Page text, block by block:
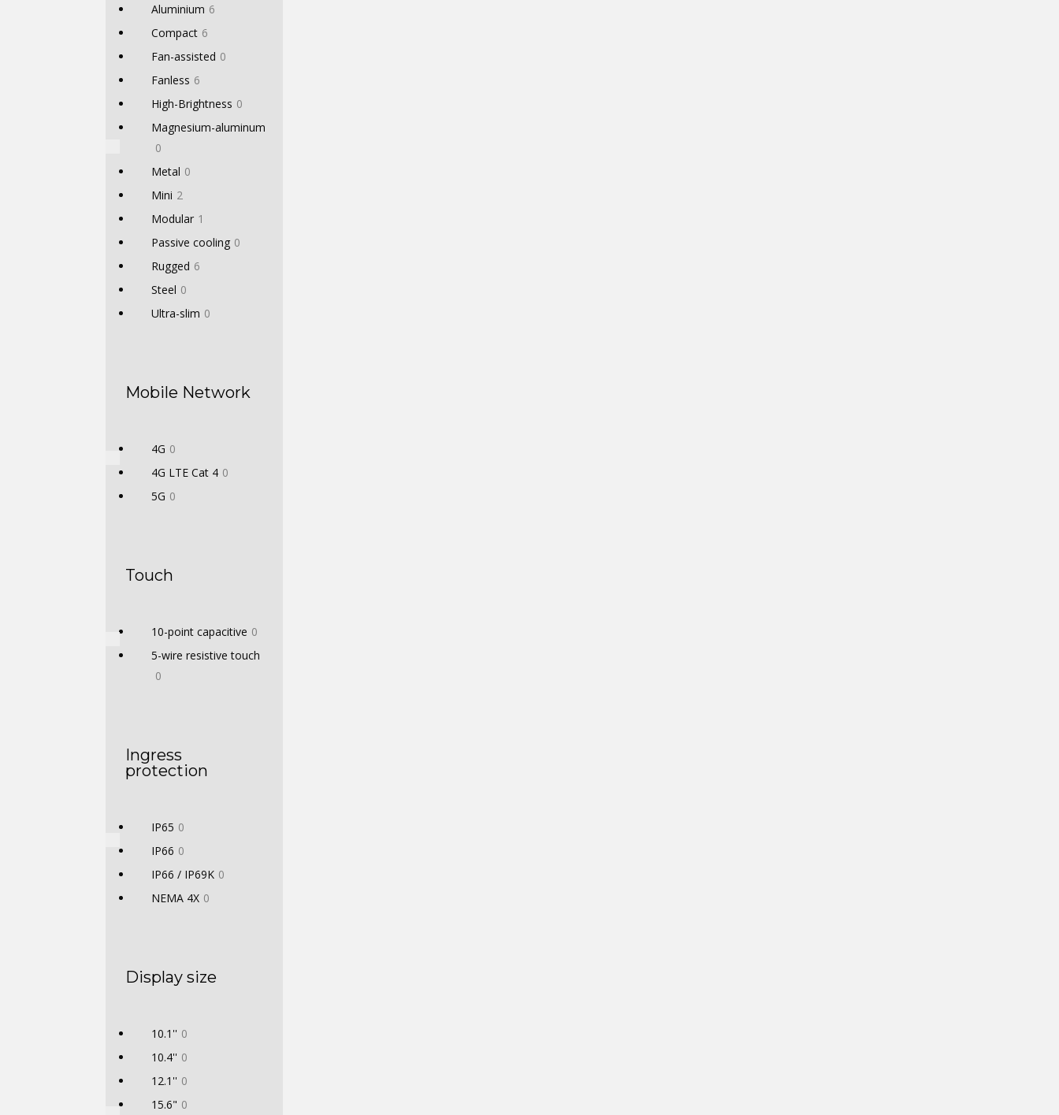
Aluminium 6
Compact 6
Fan-assisted 0
Fanless 6
High-Brightness 0
Magnesium-aluminum
0
Metal 0
Mini 2
Modular 1
Passive cooling 0
Rugged 6
Steel 0
Ultra-slim 0
Mobile Network
4G 0
4G LTE Cat 4 0
5G 0
Touch
10-point capacitive 0
5-wire resistive touch
0
Ingress
protection
IP65 0
IP66 0
IP66 / IP69K 0
NEMA 4X 0
Display size
10.1'' 0
10.4'' 0
12.1'' 0
15.6" 0